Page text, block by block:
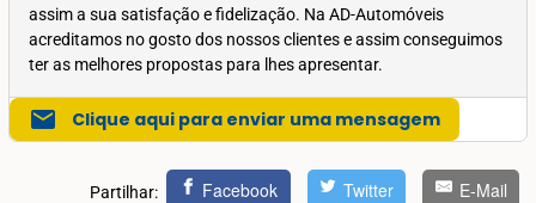
assim a sua satisfação e fidelização. Na AD-Automóveis
acreditamos no gosto dos nossos clientes e assim conseguimos
ter as melhores propostas para lhes apresentar.
mail Clique aqui para enviar uma mensagem
Partilhar: Facebook Twitter E-Mail